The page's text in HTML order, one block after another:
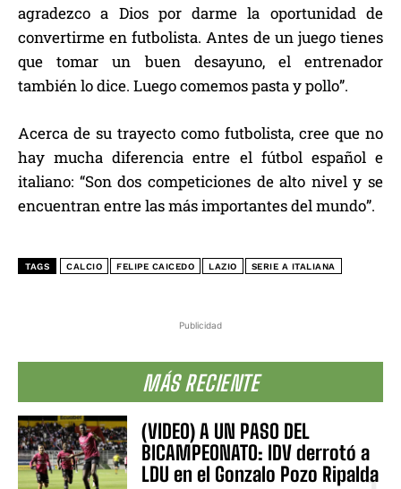
Publicidad
MÁS RECIENTE
(VIDEO) A UN PASO DEL
BICAMPEONATO: IDV derrotó a
LDU en el Gonzalo Pozo Ripalda
agradezco a Dios por darme la oportunidad de
convertirme en futbolista. Antes de un juego tienes
que tomar un buen desayuno, el entrenador
también lo dice. Luego comemos pasta y pollo”.
Acerca de su trayecto como futbolista, cree que no
hay mucha diferencia entre el fútbol español e
italiano: “Son dos competiciones de alto nivel y se
encuentran entre las más importantes del mundo”.
TAGS CALCIO FELIPE CAICEDO LAZIO SERIE A ITALIANA